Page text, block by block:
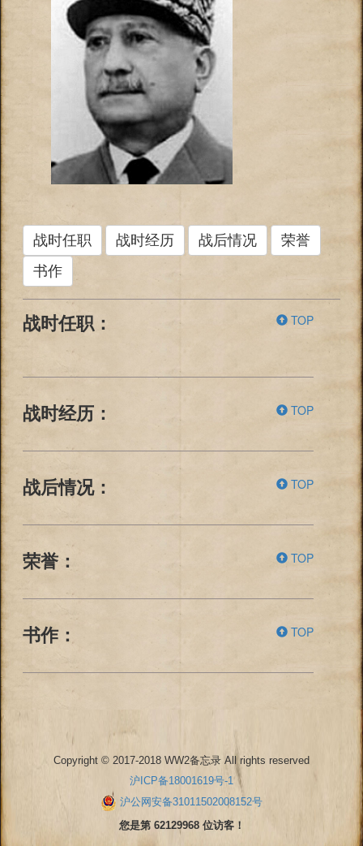
战时任职 战时经历 战后情况
荣誉
书作
战时任职： TOP
战时经历： TOP
战后情况： TOP
荣誉： TOP
书作： TOP
Copyright © 2017-2018 WW2备忘录 All rights reserved
沪ICP备18001619号-1
沪公网安备31011502008152号
您是第 62129968 位访客！